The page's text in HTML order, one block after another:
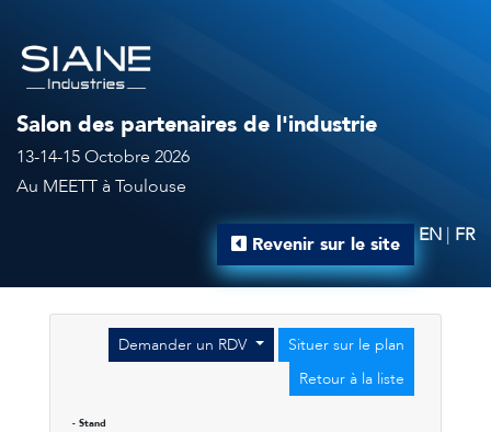
Salon des partenaires de l'industrie
13-14-15 Octobre 2026
Au MEETT à Toulouse
Revenir sur le site EN | FR
Situer sur le plan
Demander un RDV
Retour à la liste
- Stand